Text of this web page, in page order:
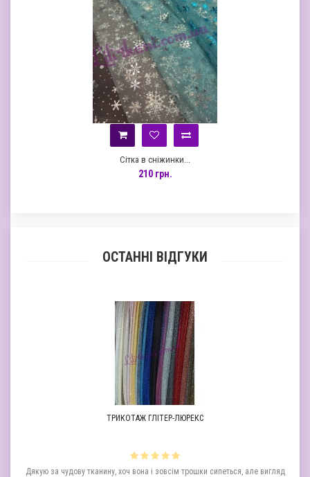
Сітка в сніжинки...
210 грн.
ОСТАННІ ВІДГУКИ
ТРИКОТАЖ ГЛІТЕР-ЛЮРЕКС
Дякую за чудову тканину, хоч вона і зовсім трошки сипеться, але вигляд